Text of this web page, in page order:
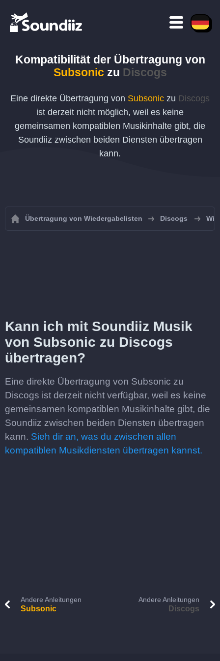
Kompatibilität der Übertragung von
Subsonic zu Discogs
Eine direkte Übertragung von Subsonic zu Discogs
ist derzeit nicht möglich, weil es keine
gemeinsamen kompatiblen Musikinhalte gibt, die
Soundiiz zwischen beiden Diensten übertragen
kann.
Übertragung von Wiedergabelisten Discogs
Kann ich mit Soundiiz Musik
von Subsonic zu Discogs
übertragen?
Eine direkte Übertragung von Subsonic zu
Discogs ist derzeit nicht verfügbar, weil es keine
gemeinsamen kompatiblen Musikinhalte gibt, die
Soundiiz zwischen beiden Diensten übertragen
kann. Sieh dir an, was du zwischen allen
kompatiblen Musikdiensten übertragen kannst.
Andere Anleitungen
Subsonic
Andere Anleitungen
Discogs